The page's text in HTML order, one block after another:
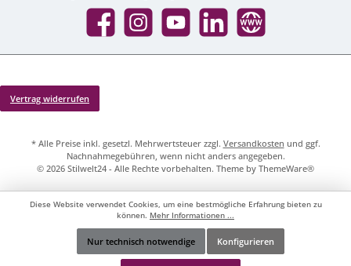
Facebook InstagramYouTube LinkedIn Website
Vertrag widerrufen
* Alle Preise inkl. gesetzl. Mehrwertsteuer zzgl. Versandkosten und ggf.
Nachnahmegebühren, wenn nicht anders angegeben.
© 2026 Stilwelt24 - Alle Rechte vorbehalten. Theme by ThemeWare®
Werkzeugleiste anzeigen
Diese Website verwendet Cookies, um eine bestmögliche Erfahrung bieten zu
können. Mehr Informationen ...
Nur technisch notwendige Konfigurieren